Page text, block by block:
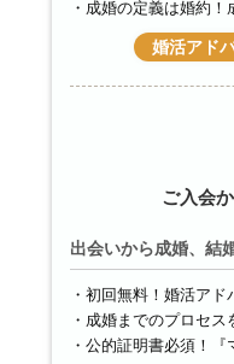
成婚の定義は婚約！
婚活アド
ご入会
出会いから成婚、結
初回無料！婚活アド
成婚までのプロセス
公的証明書必須！『